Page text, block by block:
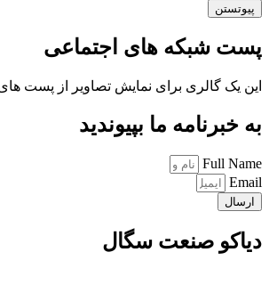
پیوتستن
پست شبکه های اجتماعی
این یک گالری برای نمایش تصاویر از پست
به خبرنامه ما بپیوندید
Full Name
Email
ارسال
دیاکو صنعت سگال